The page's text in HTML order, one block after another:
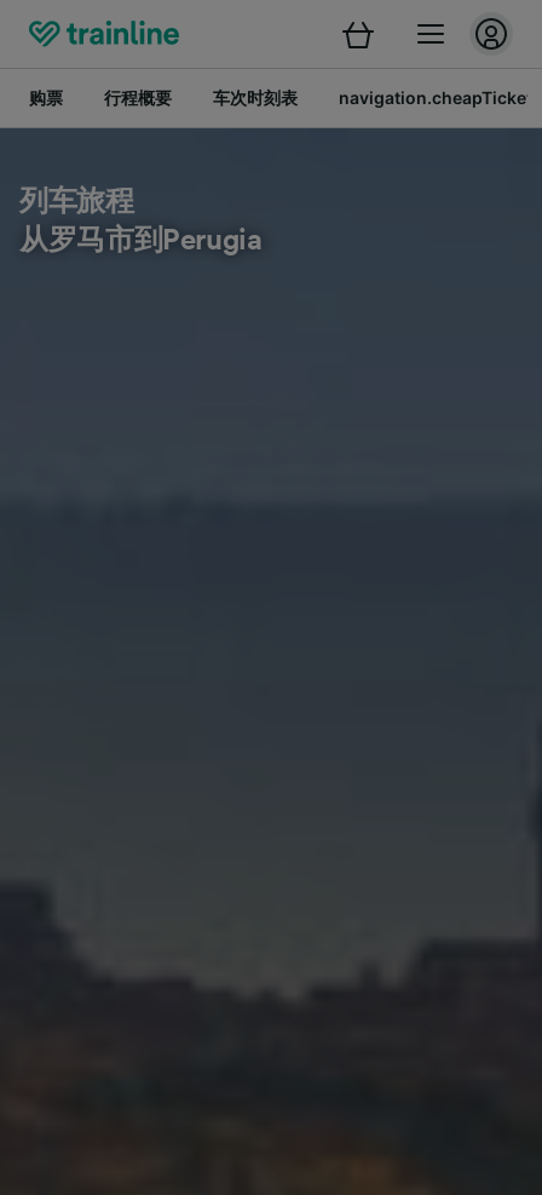
购票 行程概要 车次时刻表 navigation.cheapTickets
列车旅程
从罗马市到Perugia